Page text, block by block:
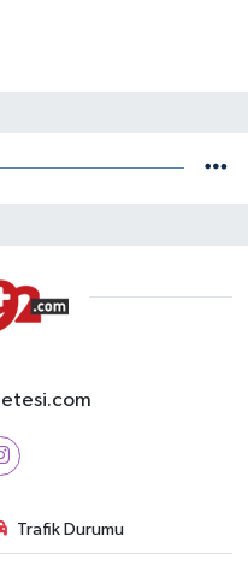
Trafik Durumu